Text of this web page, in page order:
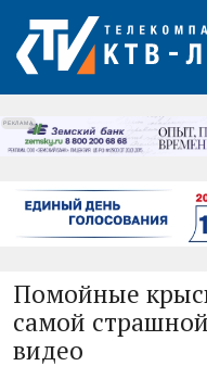
РЕКЛАМА
Помойные
самой
видео